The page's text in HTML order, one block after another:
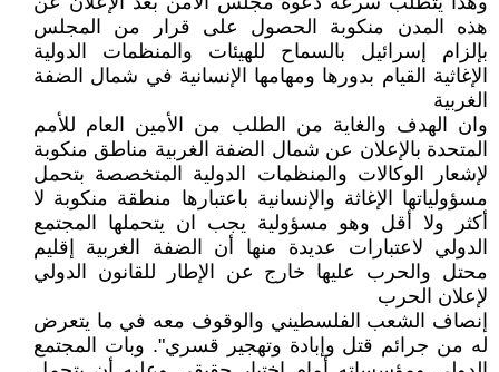
هذه المدن منكوبة الحصول على قرار من المجلس
بإلزام إسرائيل بالسماح للهيئات والمنظمات الدولية
الإغاثية القيام بدورها ومهامها الإنسانية في شمال الضفة
الغربية
وان الهدف والغاية من الطلب من الأمين العام للأمم
المتحدة بالإعلان عن شمال الضفة الغربية مناطق منكوبة
لإشعار الوكالات والمنظمات الدولية المتخصصة بتحمل
مسؤولياتها الإغاثة والإنسانية باعتبارها منطقة منكوبة لا
أكثر ولا أقل وهو مسؤولية يجب ان يتحملها المجتمع
الدولي لاعتبارات عديدة منها أن الضفة الغربية إقليم
محتل والحرب عليها خارج عن الإطار للقانون الدولي
لإعلان الحرب
إنصاف الشعب الفلسطيني والوقوف معه في ما يتعرض
له من جرائم قتل وإبادة وتهجير قسري". وبات المجتمع